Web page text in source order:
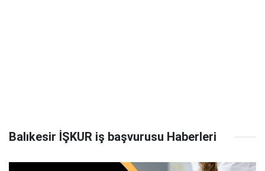
Balıkesir İŞKUR iş başvurusu Haberleri